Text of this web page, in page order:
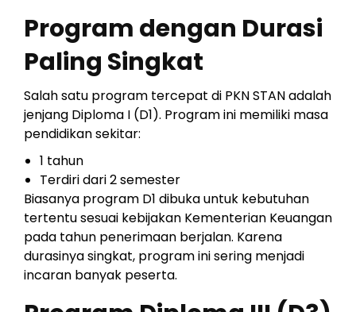
Program dengan Durasi
Paling Singkat
Salah satu program tercepat di PKN STAN adalah
jenjang Diploma I (D1). Program ini memiliki masa
pendidikan sekitar:
1 tahun
Terdiri dari 2 semester
Biasanya program D1 dibuka untuk kebutuhan
tertentu sesuai kebijakan Kementerian Keuangan
pada tahun penerimaan berjalan. Karena
durasinya singkat, program ini sering menjadi
incaran banyak peserta.